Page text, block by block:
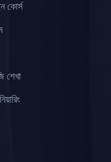
কোর্স
শেখা